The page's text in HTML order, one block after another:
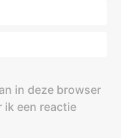
in deze browser
ik een reactie